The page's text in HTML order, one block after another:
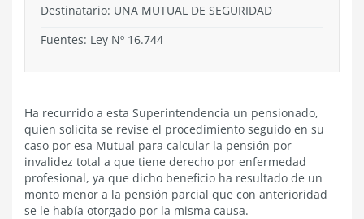
Destinatario: UNA MUTUAL DE SEGURIDAD
Fuentes: Ley Nº 16.744
Ha recurrido a esta Superintendencia un pensionado,
quien solicita se revise el procedimiento seguido en su
caso por esa Mutual para calcular la pensión por
invalidez total a que tiene derecho por enfermedad
profesional, ya que dicho beneficio ha resultado de un
monto menor a la pensión parcial que con anterioridad
se le había otorgado por la misma causa.